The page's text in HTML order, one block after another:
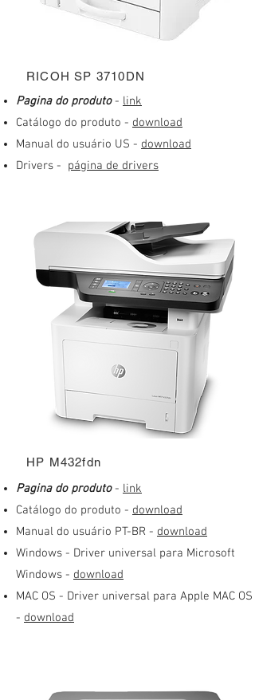
RICOH SP 3710DN
​Pagina do produto - link
Catálogo do produto - download
Manual do usuário US - download
Drivers - página de drivers
HP M432fdn
​Pagina do produto - link
Catálogo do produto - download
Manual do usuário PT-BR - download
Windows - Driver universal para Microsoft
Windows - download
MAC OS - Driver universal para Apple MAC OS
- download